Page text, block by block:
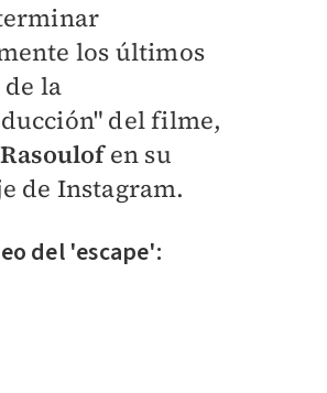
los últimos
la
del filme,
Rasoulofen su
de Instagram.
del 'escape':